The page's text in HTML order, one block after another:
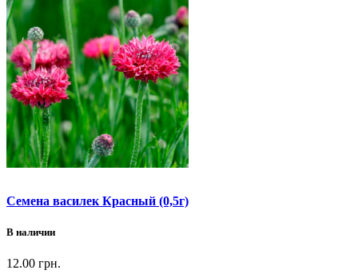
Семена василек Красный (0,5г)
В наличии
12.00 грн.